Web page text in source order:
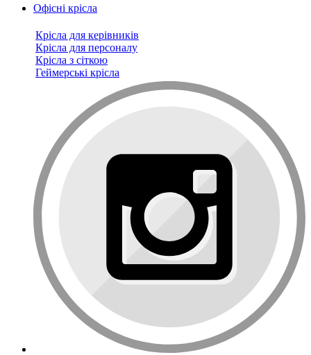
Офісні крісла
Крісла для керівників
Крісла для персоналу
Крісла з сіткою
Геймерські крісла